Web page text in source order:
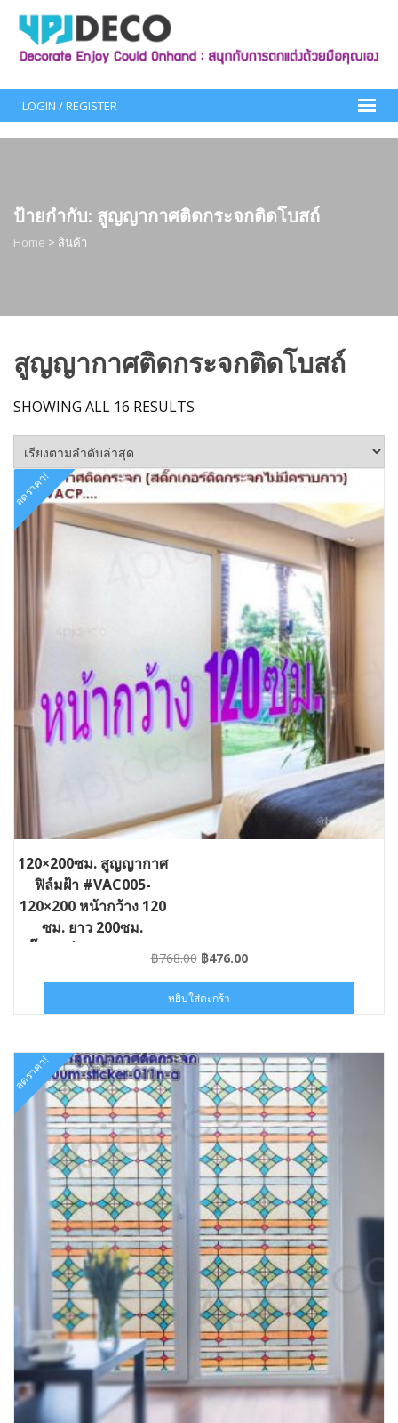
content
LOGIN / REGISTER
ป้ายกำกับ: สูญญากาศติดกระจกติดโบสถ์
Home > สินค้า
สูญญากาศติดกระจกติดโบสถ์
SHOWING ALL 16 RESULTS
ลดราคา!
120×200ซม. สูญญากาศ
ฟิล์มฝ้า #VAC005-
120×200 หน้ากว้าง 120
ซม. ยาว 200ซม.
สติ๊กเกอร์ติดกระจกกรอง
฿768.00 Original
was:
฿768.00.
฿476.00Current
฿476.00.
หยิบใส่ตะกร้า
ลดราคา!